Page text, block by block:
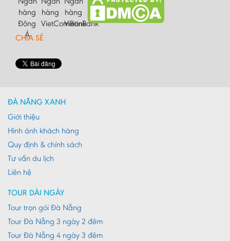
Hà Nam
Hà Tĩnh
Hòa Bình
Hải Dương
Hải Phòng
Hưng Yên
Khánh Hoà
Kiên Giang
Kon Tum
Lào Cai
Lâm Đồng
CHIA SẺ
ĐÀ NẴNG XANH
Giới thiệu
Hình ảnh khách hàng
Quy định & chính sách
Tư vấn du lịch
Liên hệ
TOUR DÀI NGÀY
Tour trọn gói Đà Nẵng
Tour Đà Nẵng 3 ngày 2 đêm
Tour Đà Nẵng 4 ngày 3 đêm